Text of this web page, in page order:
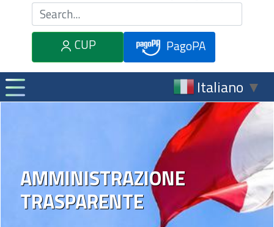
Cerca nel sito
CUP
PagoPA
Italiano ▼
AMMINISTRAZIONE
TRASPARENTE